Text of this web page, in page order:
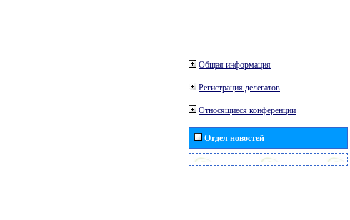
Общая информация
Регистрация делегатов
Относящиеся конференции
Отдел новостей